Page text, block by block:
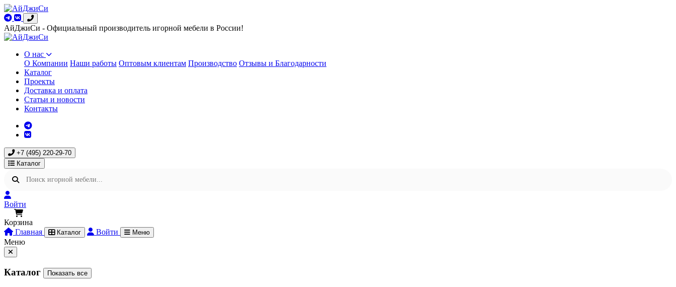
АйДжиСи - Официальный производитель игорной мебели в России!
О нас
О Компании Наши работы Оптовым клиентам Производство Отзывы и Благодарности
Каталог
Проекты
Доставка и оплата
Статьи и новости
Контакты
+7 (495) 220-29-70
Каталог
Войти
Корзина
Главная
Каталог Войти Меню
Меню
Каталог Показать все